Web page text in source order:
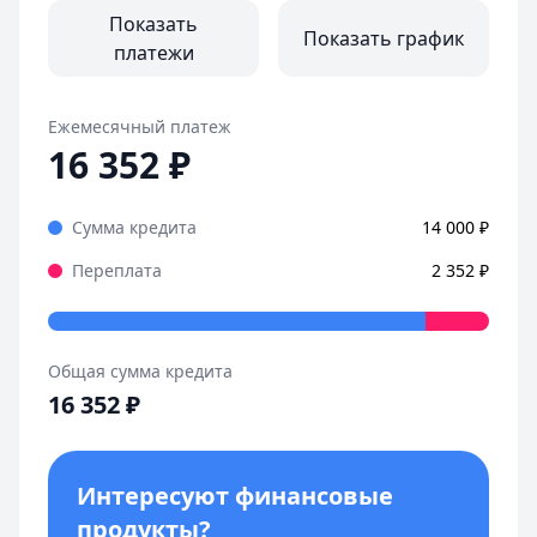
Показать
платежи
Показать график
Ежемесячный платеж
16 352₽
Сумма кредита 14 000 ₽
Переплата
2 352 ₽
Общая сумма кредита
16 352₽
Интересуют финансовые
продукты?